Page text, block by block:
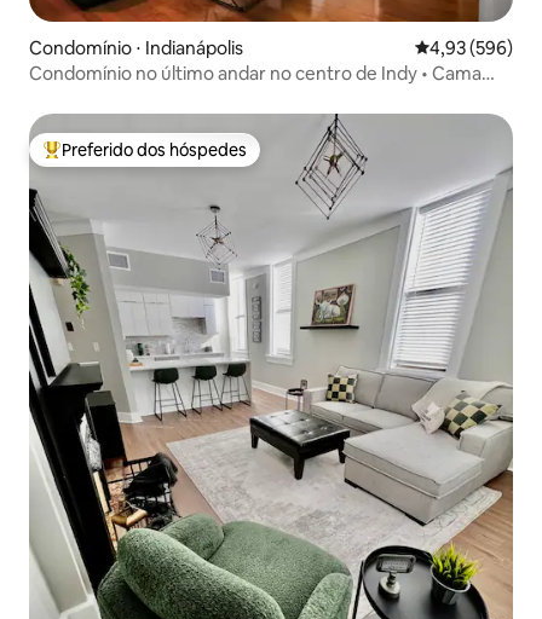
Condomínio ⋅ Indianápolis 4,93 de uma
4,93 (596)
Condomínio no último andar no centro de Indy • Cama
Entre os melhores preferidos dos hóspedes
Preferido dos hóspedes